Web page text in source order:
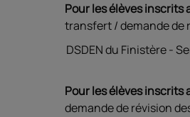
Pour les élèves inscrits
transfert / demande de
DSDEN du Finistère -
Pour les élèves inscrits
demande de révision